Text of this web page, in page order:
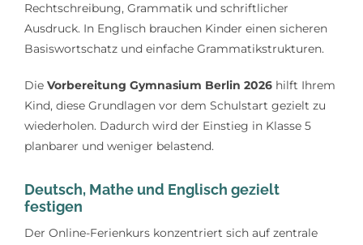
Rechtschreibung, Grammatik und schriftlicher
Ausdruck. In Englisch brauchen Kinder einen sicheren
Basiswortschatz und einfache Grammatikstrukturen.
Die Vorbereitung Gymnasium Berlin 2026hilft Ihrem
Kind, diese Grundlagen vor dem Schulstart gezielt zu
wiederholen. Dadurch wird der Einstieg in Klasse 5
planbarer und weniger belastend.
Deutsch, Mathe und Englisch gezielt
festigen
Der Online-Ferienkurs konzentriert sich auf zentrale